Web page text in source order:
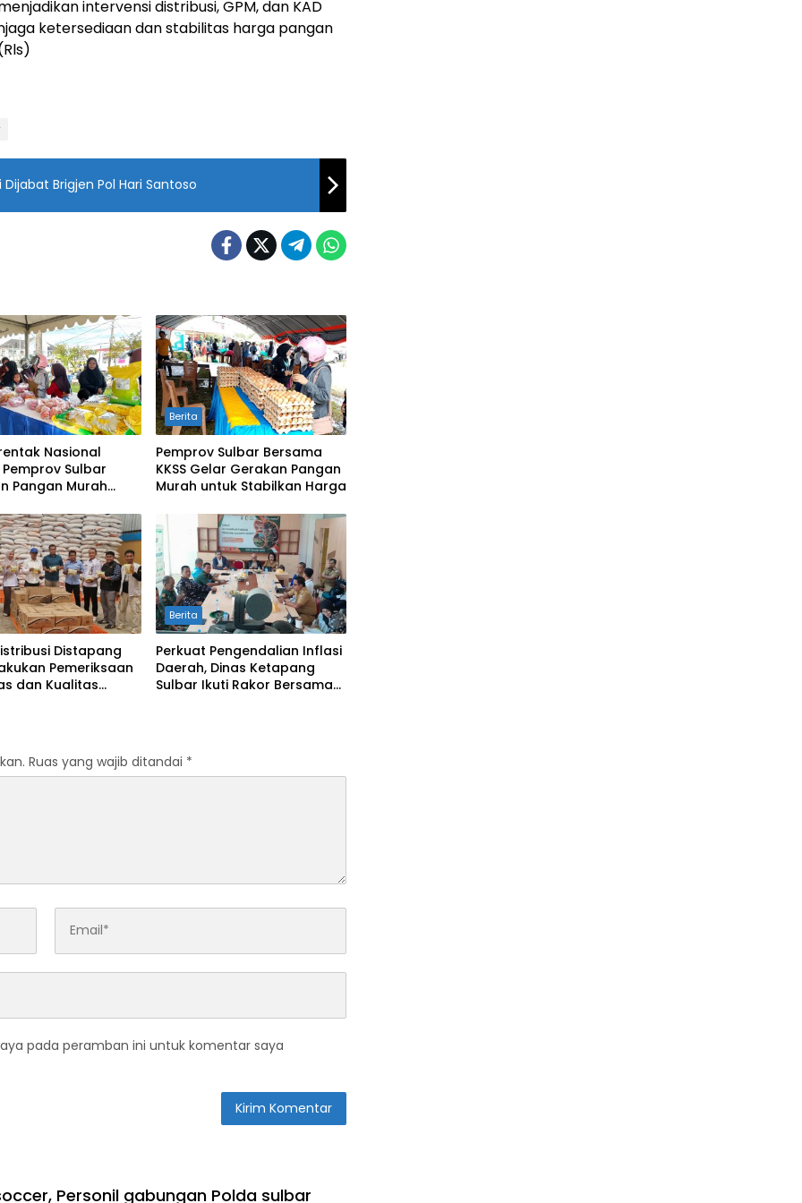
intervensi distribusi, GPM, dan KAD
ketersediaan dan stabilitas harga pangan
Brigjen Pol Hari Santoso
Nasional
Sulbar
Pangan Murah
Berita
Pemprov Sulbar Bersama
KKSS Gelar Gerakan Pangan
Murah untuk Stabilkan Harga
Distapang
Pemeriksaan
dan Kualitas
Berita
Perkuat Pengendalian Inflasi
Daerah, Dinas Ketapang
Sulbar Ikuti Rakor Bersama
Ruas yang wajib ditandai *
pada peramban ini untuk komentar saya
Personil gabungan Polda sulbar